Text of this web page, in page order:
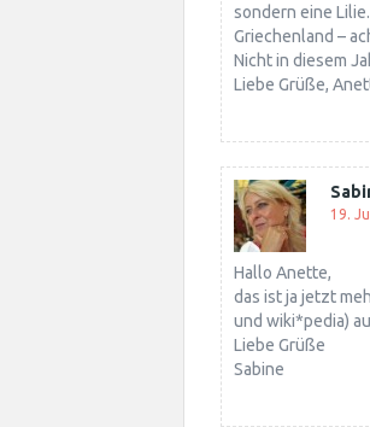
sondern eine
Griechenland –
Nicht in diesem
Liebe Grüße,
19.
Hallo Anette,
das ist ja jetzt
und wiki*pedia)
Liebe Grüße
Sabine